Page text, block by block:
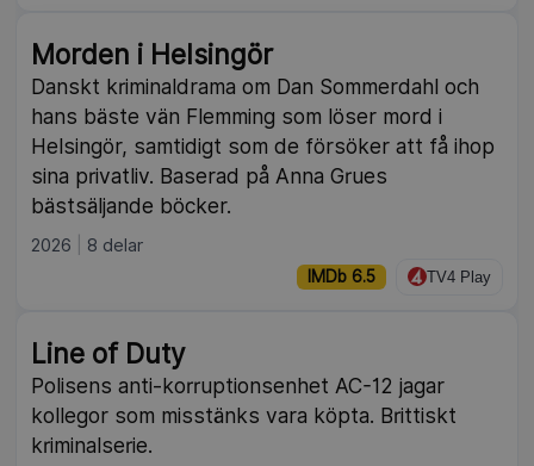
Morden i Helsingör
Danskt kriminaldrama om Dan Sommerdahl och
hans bäste vän Flemming som löser mord i
Helsingör, samtidigt som de försöker att få ihop
sina privatliv. Baserad på Anna Grues
bästsäljande böcker.
2026 8 delar
IMDb 6.5 TV4 Play
Line of Duty
Polisens anti-korruptionsenhet AC-12 jagar
kollegor som misstänks vara köpta. Brittiskt
kriminalserie.